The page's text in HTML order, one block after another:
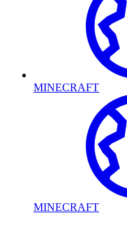
MINECRAFT
MINECRAFT